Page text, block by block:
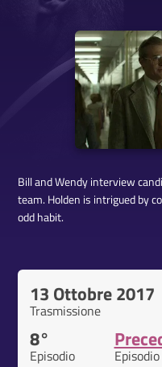
Bill and Wendy interview
team. Holden is intrigued by
odd habit.
13 Ottobre 2017
Trasmissione
8°
Episodio Episodio